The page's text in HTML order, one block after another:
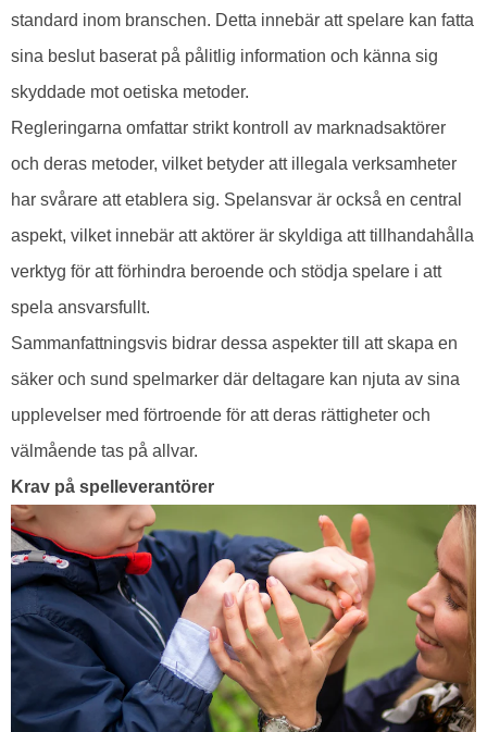
standard inom branschen. Detta innebär att spelare kan fatta
sina beslut baserat på pålitlig information och känna sig
skyddade mot oetiska metoder.
Regleringarna omfattar strikt kontroll av marknadsaktörer
och deras metoder, vilket betyder att illegala verksamheter
har svårare att etablera sig. Spelansvar är också en central
aspekt, vilket innebär att aktörer är skyldiga att tillhandahålla
verktyg för att förhindra beroende och stödja spelare i att
spela ansvarsfullt.
Sammanfattningsvis bidrar dessa aspekter till att skapa en
säker och sund spelmarker där deltagare kan njuta av sina
upplevelser med förtroende för att deras rättigheter och
välmående tas på allvar.
Krav på spelleverantörer